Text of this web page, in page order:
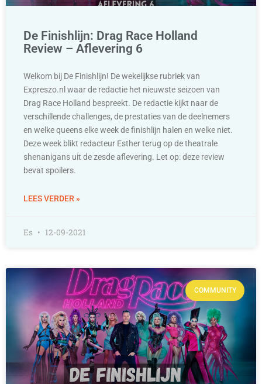
De Finishlijn: Drag Race Holland
Review – Aflevering 6
Welkom bij De Finishlijn! De wekelijkse rubriek van
Expreszo.nl waar de redactie het nieuwste seizoen van
Drag Race Holland bespreekt. De redactie kijkt naar de
verschillende challenges, de prestaties van de deelnemers
en welke queens elke week de finishlijn halen en welke niet.
Deze week blikt redacteur Esther terug op de theatrale
shenanigans uit de zesde aflevering. Let op: deze review
bevat spoilers.
LEES VERDER »
Es 12-09-2021
COMMUNITY